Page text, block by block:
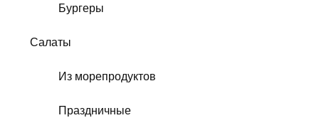
Бургеры
Салаты
Из морепродуктов
Праздничные